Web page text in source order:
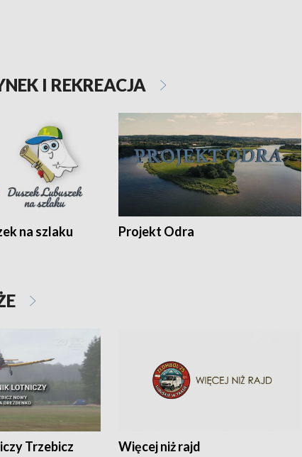
I REKREACJA
na szlaku Projekt Odra
Trzebicz
Więcej niż rajd